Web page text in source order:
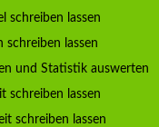
schreiben lassen
schreiben lassen
und Statistik auswerten
schreiben lassen
schreiben lassen